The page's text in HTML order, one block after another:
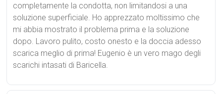
completamente la condotta, non limitandosi a una
soluzione superficiale. Ho apprezzato moltissimo che
mi abbia mostrato il problema prima e la soluzione
dopo. Lavoro pulito, costo onesto e la doccia adesso
scarica meglio di prima! Eugenio è un vero mago degli
scarichi intasati di Baricella.